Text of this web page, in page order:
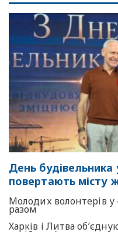
День будівельника
повертають місту
Молодих волонтерів у
разом
Харків і Литва